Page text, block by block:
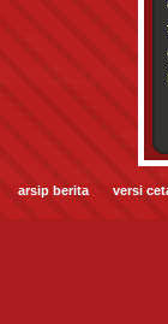
arsip berita versi